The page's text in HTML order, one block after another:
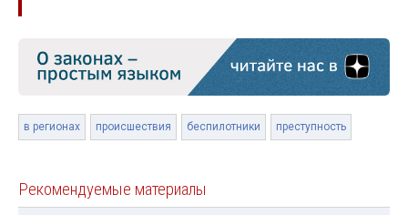
в регионах происшествия беспилотники преступность
Рекомендуемые материалы